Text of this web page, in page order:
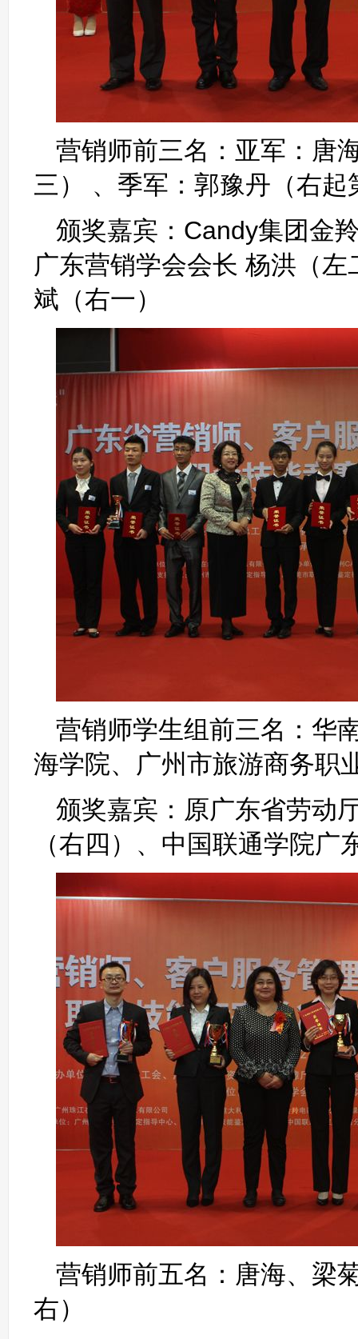
营销师前三名：亚军：唐
三） 、季军：郭豫丹（右起
颁奖嘉宾：Candy集团金
广东营销学会会长 杨洪（
斌（右一）
营销师学生组前三名：华
海学院、广州市旅游商务职
颁奖嘉宾：原广东省劳动
（右四）、中国联通学院
营销师前五名：唐海、梁
右）